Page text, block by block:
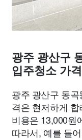
광주 광산구
입주청소 가격
광주 광산구 동
격은 현저하게
비용은 13,000원
따라서, 예를 들